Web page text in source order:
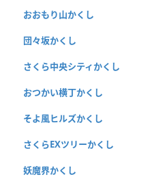
おおもり山かくし
団々坂かくし
さくら中央シティかくし
おつかい横丁かくし
そよ風ヒルズかくし
さくらEXツリーかくし
妖魔界かくし